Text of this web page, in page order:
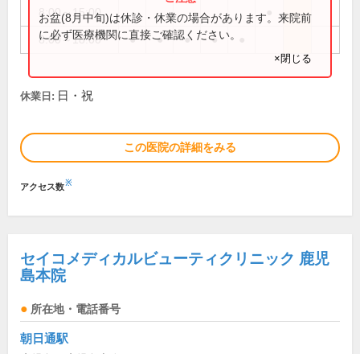
8:00～15:00
8:00～18:00 ● ● ● ●
お盆(8月中旬)は休診・休業の場合があります。来院前
に必ず医療機関に直接ご確認ください。
×閉じる
休業日: 日・祝
この医院の詳細をみる
アクセス数※
セイコメディカルビューティクリニック 鹿児
島本院
所在地・電話番号
朝日通駅